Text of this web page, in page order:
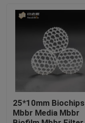
25*10mm Biochips
Mbbr Media Mbbr